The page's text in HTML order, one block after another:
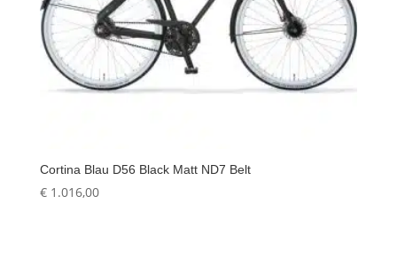
Cortina Blau D56 Black Matt ND7 Belt
€1.016,00